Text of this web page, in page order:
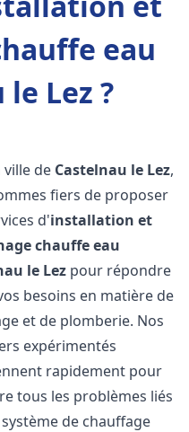
eau
Lez ?
ville de Castelnau le Lez,
fiers de proposer
d'installation et
chauffe eau
le Lez pour répondre
besoins en matière de
et de plomberie. Nos
expérimentés
rapidement pour
tous les problèmes liés
de chauffage